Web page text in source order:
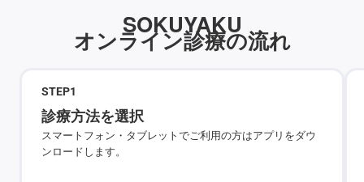
SOKUYAKU
オンライン診療の流れ
STEP1
診療方法を選択
スマートフォン・タブレットでご利用の方はアプリをダウ
ンロードします。